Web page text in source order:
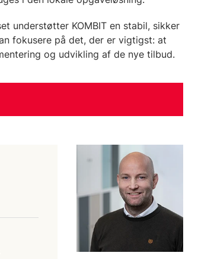
understøtter KOMBIT en stabil, sikker
fokusere på det, der er vigtigst: at
og udvikling af de nye tilbud.